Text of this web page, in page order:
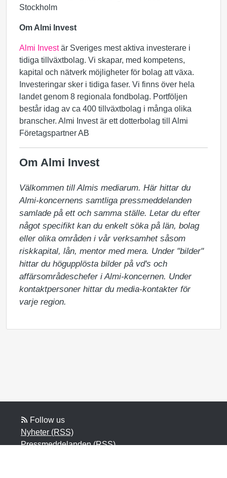
Stockholm
Om Almi Invest
Almi Investär Sveriges mest aktiva investerare i
tidiga tillväxtbolag. Vi skapar, med kompetens,
kapital och nätverk möjligheter för bolag att växa.
Investeringar sker i tidiga faser. Vi finns över hela
landet genom 8 regionala fondbolag. Portföljen
består idag av ca 400 tillväxtbolag i många olika
branscher. Almi Invest är ett dotterbolag till Almi
Företagspartner AB
Om Almi Invest
Välkommen till Almis mediarum. Här hittar du
Almi-koncernens samtliga pressmeddelanden
samlade på ett och samma ställe. Letar du efter
något specifikt kan du enkelt söka på län, bolag
eller olika områden i vår verksamhet såsom
riskkapital, lån, mentor med mera. Under "bilder"
hittar du högupplösta bilder på vd's och
affärsområdeschefer i Almi-koncernen. Under
kontaktpersoner hittar du media-kontakter för
varje region.
Follow us
Nyheter (RSS)
Pressmeddelanden (RSS)